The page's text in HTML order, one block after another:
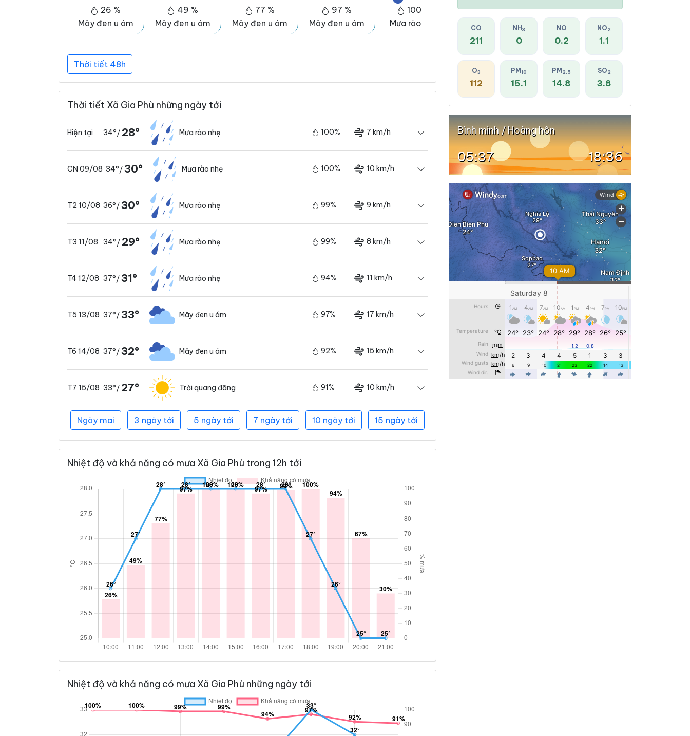
26 %
Mây đen u ám
49 %
Mây đen u ám
77 %
Mây đen u ám
97 %
Mây đen u ám
100 %
Mưa rào nhẹ
100 %
Mây đen u ám
97 %
Mây đen u ám
Thời tiết 48h
Thời tiết Xã Gia Phù những ngày tới
Hiện tại 34°/ 28° Mưa rào nhẹ 100% 7 km/h
CN 09/08 34°/30° Mưa rào nhẹ 100% 10 km/h
T2 10/08 36°/30° Mưa rào nhẹ 99% 9 km/h
T3 11/08 34°/ 29° Mưa rào nhẹ 99% 8 km/h
T4 12/08 37°/31° Mưa rào nhẹ 94% 11 km/h
T5 13/08 37°/33° Mây đen u ám 97% 17 km/h
T6 14/08 37°/32° Mây đen u ám 92% 15 km/h
T7 15/08 33°/ 27° Trời quang đãng 91% 10 km/h
Ngày mai 3 ngày tới 5 ngày tới 7 ngày tới 10 ngày tới 15 ngày tới
Nhiệt độ và khả năng có mưa Xã Gia Phù trong 12h tới
Nhiệt độ và khả năng có mưa Xã Gia Phù những ngày tới
CO
211
NH 3
0
NO
0.2
NO2
1.1
O3
112
PM 10
15.1
PM 2.5
14.8
SO2
3.8
Bình minh / Hoàng hôn
05:37 18:36